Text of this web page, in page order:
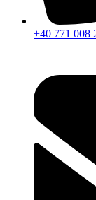
+40 771 008